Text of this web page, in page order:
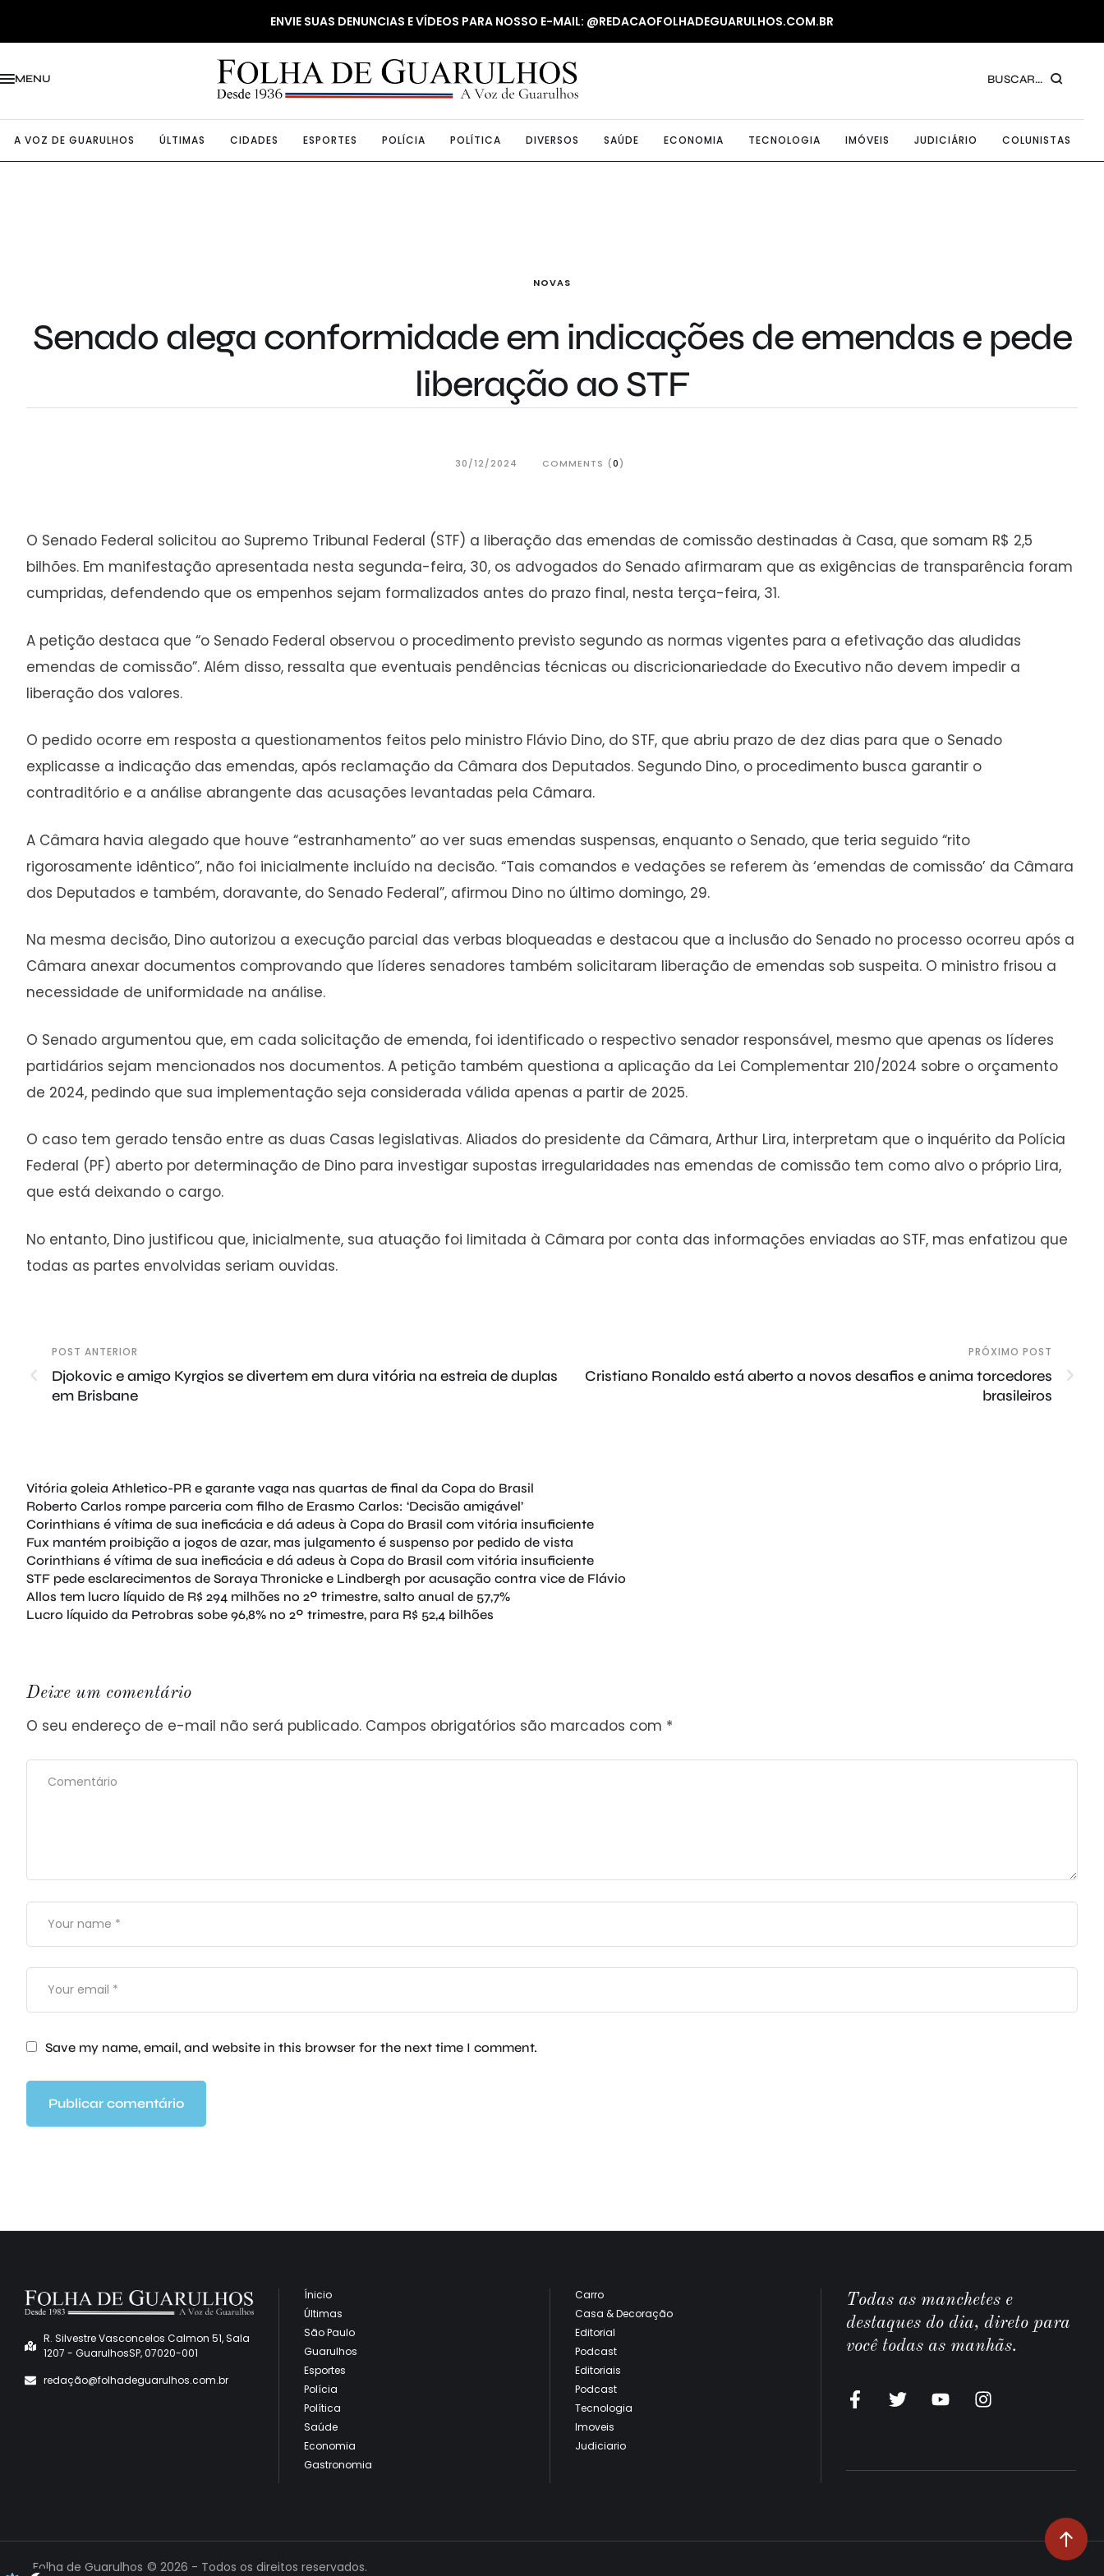
ENVIE SUAS DENUNCIAS E VÍDEOS PARA NOSSO E-MAIL: @REDACAOFOLHADEGUARULHOS.COM.BR
MENU BUSCAR...
A VOZ DE GUARULHOS ÚLTIMAS CIDADES ESPORTES POLÍCIA POLÍTICA DIVERSOS SAÚDE ECONOMIA TECNOLOGIA IMÓVEIS JUDICIÁRIO COLUNISTAS
NOVAS
Senado alega conformidade em indicações de emendas e pede
liberação ao STF
30/12/2024 COMMENTS (0)
O Senado Federal solicitou ao Supremo Tribunal Federal (STF) a liberação das emendas de comissão destinadas à Casa, que somam R$ 2,5
bilhões. Em manifestação apresentada nesta segunda-feira, 30, os advogados do Senado afirmaram que as exigências de transparência foram
cumpridas, defendendo que os empenhos sejam formalizados antes do prazo final, nesta terça-feira, 31.
A petição destaca que “o Senado Federal observou o procedimento previsto segundo as normas vigentes para a efetivação das aludidas
emendas de comissão”. Além disso, ressalta que eventuais pendências técnicas ou discricionariedade do Executivo não devem impedir a
liberação dos valores.
O pedido ocorre em resposta a questionamentos feitos pelo ministro Flávio Dino, do STF, que abriu prazo de dez dias para que o Senado
explicasse a indicação das emendas, após reclamação da Câmara dos Deputados. Segundo Dino, o procedimento busca garantir o
contraditório e a análise abrangente das acusações levantadas pela Câmara.
A Câmara havia alegado que houve “estranhamento” ao ver suas emendas suspensas, enquanto o Senado, que teria seguido “rito
rigorosamente idêntico”, não foi inicialmente incluído na decisão. “Tais comandos e vedações se referem às ‘emendas de comissão’ da Câmara
dos Deputados e também, doravante, do Senado Federal”, afirmou Dino no último domingo, 29.
Na mesma decisão, Dino autorizou a execução parcial das verbas bloqueadas e destacou que a inclusão do Senado no processo ocorreu após a
Câmara anexar documentos comprovando que líderes senadores também solicitaram liberação de emendas sob suspeita. O ministro frisou a
necessidade de uniformidade na análise.
O Senado argumentou que, em cada solicitação de emenda, foi identificado o respectivo senador responsável, mesmo que apenas os líderes
partidários sejam mencionados nos documentos. A petição também questiona a aplicação da Lei Complementar 210/2024 sobre o orçamento
de 2024, pedindo que sua implementação seja considerada válida apenas a partir de 2025.
O caso tem gerado tensão entre as duas Casas legislativas. Aliados do presidente da Câmara, Arthur Lira, interpretam que o inquérito da Polícia
Federal (PF) aberto por determinação de Dino para investigar supostas irregularidades nas emendas de comissão tem como alvo o próprio Lira,
que está deixando o cargo.
No entanto, Dino justificou que, inicialmente, sua atuação foi limitada à Câmara por conta das informações enviadas ao STF, mas enfatizou que
todas as partes envolvidas seriam ouvidas.
POST ANTERIOR
Djokovic e amigo Kyrgios se divertem em dura vitória na estreia de duplas
em Brisbane
PRÓXIMO POST
Cristiano Ronaldo está aberto a novos desafios e anima torcedores
brasileiros
Vitória goleia Athletico-PR e garante vaga nas quartas de final da Copa do Brasil
Roberto Carlos rompe parceria com filho de Erasmo Carlos: ‘Decisão amigável’
Corinthians é vítima de sua ineficácia e dá adeus à Copa do Brasil com vitória insuficiente
Fux mantém proibição a jogos de azar, mas julgamento é suspenso por pedido de vista
Corinthians é vítima de sua ineficácia e dá adeus à Copa do Brasil com vitória insuficiente
STF pede esclarecimentos de Soraya Thronicke e Lindbergh por acusação contra vice de Flávio
Allos tem lucro líquido de R$ 294 milhões no 2º trimestre, salto anual de 57,7%
Lucro líquido da Petrobras sobe 96,8% no 2º trimestre, para R$ 52,4 bilhões
Deixe um comentário
O seu endereço de e-mail não será publicado. Campos obrigatórios são marcados com *
Save my name, email, and website in this browser for the next time I comment.
R. Silvestre Vasconcelos Calmon 51, Sala
1207 - GuarulhosSP, 07020-001
redação@folhadeguarulhos.com.br
Ínicio
Últimas
São Paulo
Guarulhos
Esportes
Polícia
Política
Saúde
Economia
Gastronomia
Carro
Casa & Decoração
Editorial
Podcast
Editoriais
Podcast
Tecnologia
Imoveis
Judiciario
Todas as manchetes e
destaques do dia, direto para
você todas as manhãs.
Folha de Guarulhos © 2026 - Todos os direitos reservados.